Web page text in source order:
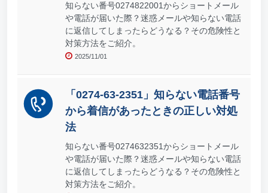
知らない番号0274822001からショートメール
や電話が届いた際？迷惑メールや知らない電話
に返信してしまったらどうなる？その危険性と
対策方法をご紹介。
2025/11/01
「0274-63-2351」知らない電話番号
から着信があったときの正しい対処
法
知らない番号0274632351からショートメール
や電話が届いた際？迷惑メールや知らない電話
に返信してしまったらどうなる？その危険性と
対策方法をご紹介。